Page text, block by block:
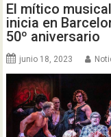
El mítico musical
inicia en
50º aniversario
junio 18, 2023